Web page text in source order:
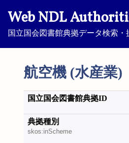
Web NDL
国立国会図書館典拠データ検索・
航空機 (水産業)
国立国会図書館典拠ID
典拠種別
skos:inScheme